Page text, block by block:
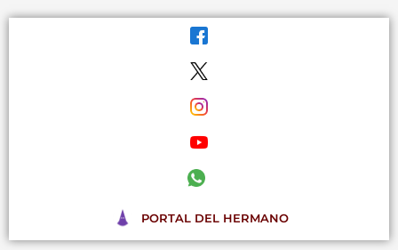
PORTAL DEL HERMANO